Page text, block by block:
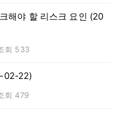
해야 할 리스크 요인 (20
회 533
02-22)
회 479